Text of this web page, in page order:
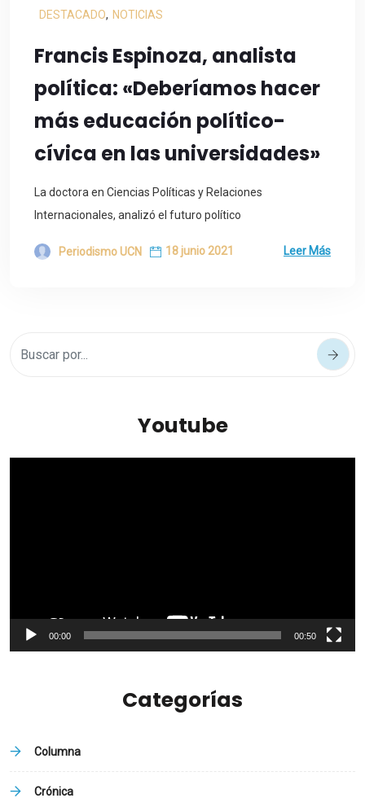
DESTACADO, NOTICIAS
Francis Espinoza, analista
política: «Deberíamos hacer
más educación político-
cívica en las universidades»
La doctora en Ciencias Políticas y Relaciones
Internacionales, analizó el futuro político
Periodismo UCN 18 junio 2021 Leer Más
Youtube
00:00 00:50
Categorías
Columna
Crónica